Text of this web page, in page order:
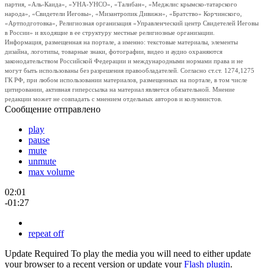
партия, «Аль-Каида», «УНА-УНСО», «Талибан», «Меджлис крымско-татарского
народа», «Свидетели Иеговы», «Мизантропик Дивижн», «Братство» Корчинского,
«Артподготовка», Религиозная организация «Управленческий центр Свидетелей Иеговы
в России» и входящие в ее структуру местные религиозные организации.
Информация, размещенная на портале, а именно: текстовые материалы, элементы
дизайна, логотипы, товарные знаки, фотографии, видео и аудио охраняются
законодательством Российской Федерации и международными нормами права и не
могут быть использованы без разрешения правообладателей. Согласно ст.ст. 1274,1275
ГК РФ, при любом использовании материалов, размещенных на портале, в том числе
цитировании, активная гиперссылка на материал является обязательной. Мнение
редакции может не совпадать с мнением отдельных авторов и колумнистов.
Сообщение отправлено
play
pause
mute
unmute
max volume
02:01
-01:27
repeat off
Update Required To play the media you will need to either update
your browser to a recent version or update yourFlash plugin.